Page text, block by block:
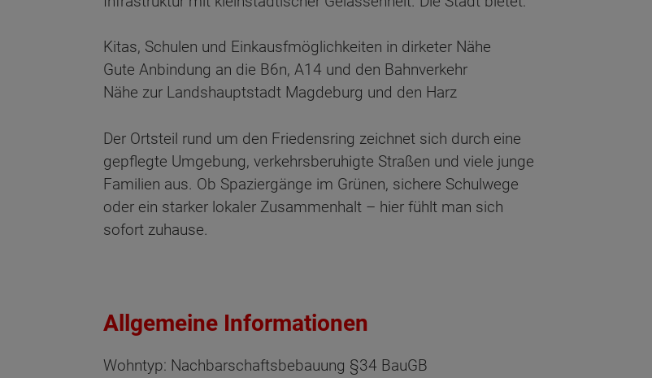
Kitas, Schulen und Einkausfmöglichkeiten in dirketer Nähe
Gute Anbindung an die B6n, A14 und den Bahnverkehr
Nähe zur Landshauptstadt Magdeburg und den Harz
Der Ortsteil rund um den Friedensring zeichnet sich durch eine
gepflegte Umgebung, verkehrsberuhigte Straßen und viele junge
Familien aus. Ob Spaziergänge im Grünen, sichere Schulwege
oder ein starker lokaler Zusammenhalt – hier fühlt man sich
sofort zuhause.
Allgemeine Informationen
Wohntyp: Nachbarschaftsbebauung §34 BauGB